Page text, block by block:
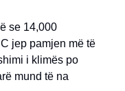
se 14,000
jep pamjen më të
i klimës po
mund të na